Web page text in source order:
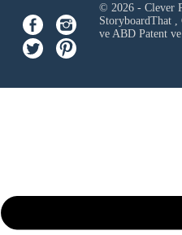
© 2026 - Clever
StoryboardThat ,
ve ABD Patent